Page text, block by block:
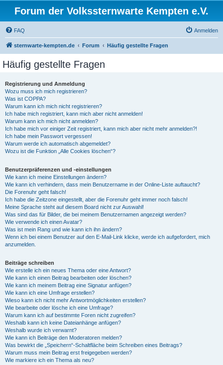
Forum der Volkssternwarte Kempten e.V.
FAQ Anmelden
sternwarte-kempten.de Forum Häufig gestellte Fragen
Häufig gestellte Fragen
Registrierung und Anmeldung
Wozu muss ich mich registrieren?
Was ist COPPA?
Warum kann ich mich nicht registrieren?
Ich habe mich registriert, kann mich aber nicht anmelden!
Warum kann ich mich nicht anmelden?
Ich habe mich vor einiger Zeit registriert, kann mich aber nicht mehr anmelden?!
Ich habe mein Passwort vergessen!
Warum werde ich automatisch abgemeldet?
Wozu ist die Funktion „Alle Cookies löschen“?
Benutzerpräferenzen und -einstellungen
Wie kann ich meine Einstellungen ändern?
Wie kann ich verhindern, dass mein Benutzername in der Online-Liste auftaucht?
Die Forenuhr geht falsch!
Ich habe die Zeitzone eingestellt, aber die Forenuhr geht immer noch falsch!
Meine Sprache steht auf diesem Board nicht zur Auswahl!
Was sind das für Bilder, die bei meinem Benutzernamen angezeigt werden?
Wie verwende ich einen Avatar?
Was ist mein Rang und wie kann ich ihn ändern?
Wenn ich bei einem Benutzer auf den E-Mail-Link klicke, werde ich aufgefordert, mich
anzumelden.
Beiträge schreiben
Wie erstelle ich ein neues Thema oder eine Antwort?
Wie kann ich einen Beitrag bearbeiten oder löschen?
Wie kann ich meinem Beitrag eine Signatur anfügen?
Wie kann ich eine Umfrage erstellen?
Wieso kann ich nicht mehr Antwortmöglichkeiten erstellen?
Wie bearbeite oder lösche ich eine Umfrage?
Warum kann ich auf bestimmte Foren nicht zugreifen?
Weshalb kann ich keine Dateianhänge anfügen?
Weshalb wurde ich verwarnt?
Wie kann ich Beiträge den Moderatoren melden?
Was bewirkt die „Speichern“-Schaltfläche beim Schreiben eines Beitrags?
Warum muss mein Beitrag erst freigegeben werden?
Wie markiere ich ein Thema als neu?